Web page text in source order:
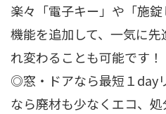
楽々「電子キー」や「施
機能を追加して、一気に
れ変わることも可能です！
◎窓・ドアなら最短１day
なら廃材も少なくエコ、処